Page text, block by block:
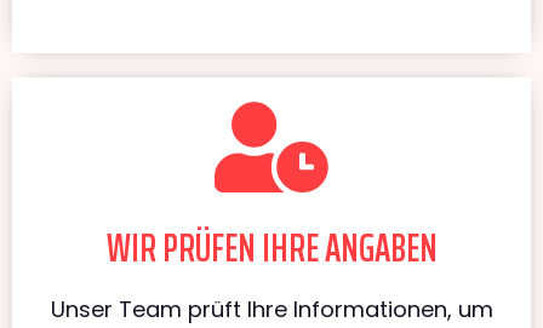
WIR PRÜFEN IHRE ANGABEN
Unser Team prüft Ihre Informationen, um